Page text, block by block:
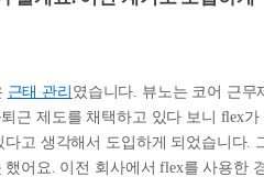
근태 관리 였습니다. 뷰노는 코어 근무
근 제도를 채택하고 있다 보니 flex가
고 생각해서 도입하게 되었습니다.
어요. 이전 회사에서 flex를 사용한